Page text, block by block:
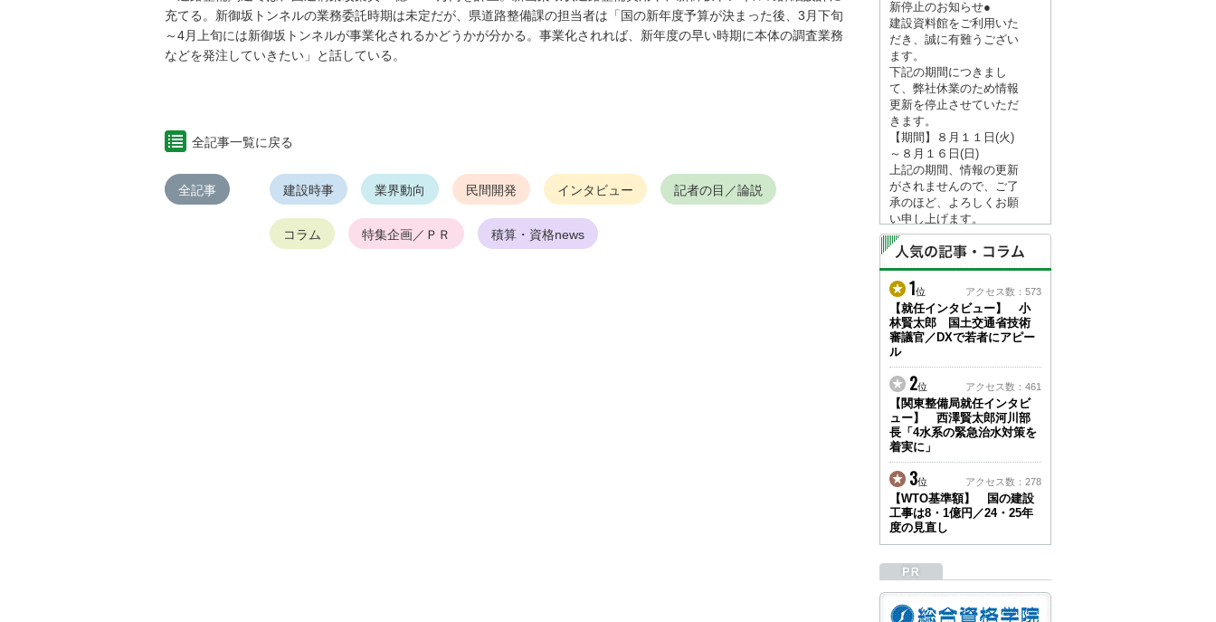
充てる。新御坂トンネルの業務委託時期は未定だが、県道路整備課の担当者は「国の新年度予算が決まった後、3月下旬
～4月上旬には新御坂トンネルが事業化されるかどうかが分かる。事業化されれば、新年度の早い時期に本体の調査業務
などを発注していきたい」と話している。
全記事一覧に戻る
全記事 建設時事 業界動向 民間開発 インタビュー 記者の目／論説
コラム 特集企画／ＰＲ 積算・資格news
新停止のお知らせ●
建設資料館をご利用いた
だき、誠に有難うござい
ます。
下記の期間につきまし
て、弊社休業のため情報
更新を停止させていただ
きます。
【期間】８月１１日(火)
～８月１６日(日)
上記の期間、情報の更新
がされませんので、ご了
承のほど、よろしくお願
い申し上げます。
なお、情報は８月１７日
(月)より登録されます。
2026/04/23
●ゴールデンウィークに
伴う情報更新停止のお知
らせ(05/02～05/10)●
ユーザー各位
建設資料館をご利用いた
だき、誠に有難うござい
ます。
下記の期間につきまし
て、弊社休業のため情報
更新を停止させていただ
きます。
【期間】５月２日(土)～
５月１０日(日)
上記の期間、情報の更新
がされませんので、ご了
い申し上げます。
から通常通り運営いたし
ます。
1位 アクセス数：573
【就任インタビュー】 小
林賢太郎 国土交通省技術
審議官／DXで若者にアピー
ル
2位 アクセス数：461
【関東整備局就任インタビ
ュー】 西澤賢太郎河川部
長「4水系の緊急治水対策を
着実に」
3位 アクセス数：278
【WTO基準額】 国の建設
工事は8・1億円／24・25年
度の見直し